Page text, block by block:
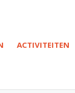
ACTIVITEITEN